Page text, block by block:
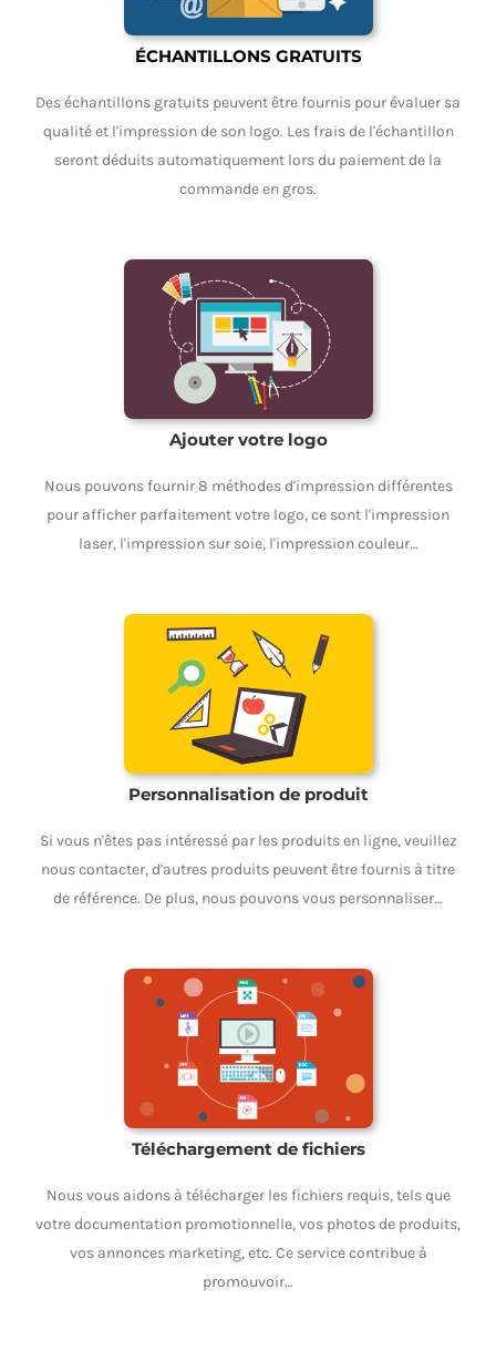
ÉCHANTILLONS GRATUITS
Des échantillons gratuits peuvent être fournis pour évaluer sa
qualité et l'impression de son logo. Les frais de l'échantillon
seront déduits automatiquement lors du paiement de la
commande en gros.
Ajouter votre logo
Nous pouvons fournir 8 méthodes d'impression différentes
pour afficher parfaitement votre logo, ce sont l'impression
laser, l'impression sur soie, l'impression couleur…
Personnalisation de produit
Si vous n'êtes pas intéressé par les produits en ligne, veuillez
nous contacter, d'autres produits peuvent être fournis à titre
de référence. De plus, nous pouvons vous personnaliser…
Téléchargement de fichiers
Nous vous aidons à télécharger les fichiers requis, tels que
votre documentation promotionnelle, vos photos de produits,
vos annonces marketing, etc. Ce service contribue à
promouvoir…